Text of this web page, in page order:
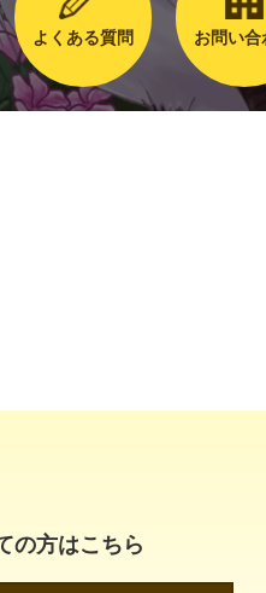
よくある質問 お問い合
の方はこちら